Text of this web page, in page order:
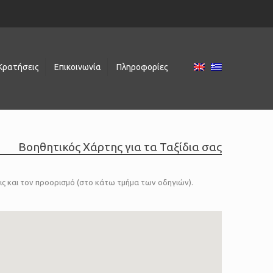
Επικοινωνία Πληροφορίες
Βοηθητικός Χάρτης για τα Ταξίδια σας
και τον προορισμό (στο κάτω τμήμα των οδηγιών).